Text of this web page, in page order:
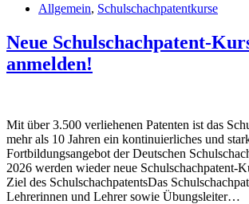
Allgemein, Schulschachpatentkurse
Neue Schulschachpatent-
anmelden!
Mit über 3.500 verliehenen Patenten ist das
mehr als 10 Jahren ein kontinuierliches und
Fortbildungsangebot der Deutschen
2026 werden wieder neue Schulschachpatent-
Ziel des SchulschachpatentsDas
Lehrerinnen und Lehrer sowie Übungsleiter…